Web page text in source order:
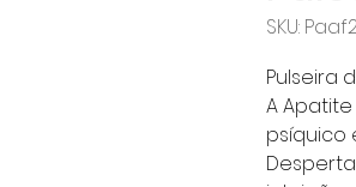
SKU:
Pulseira
A
psíquico